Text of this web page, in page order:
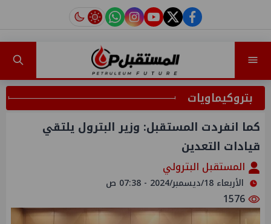
facebook
twitter
youtube
instagram
tiktok
بتروكيماويات
كما انفردت المستقبل: وزير البترول يلتقي
قيادات التعدين
المستقبل البترولي
الأربعاء 18/ديسمبر/2024 - 07:38 ص